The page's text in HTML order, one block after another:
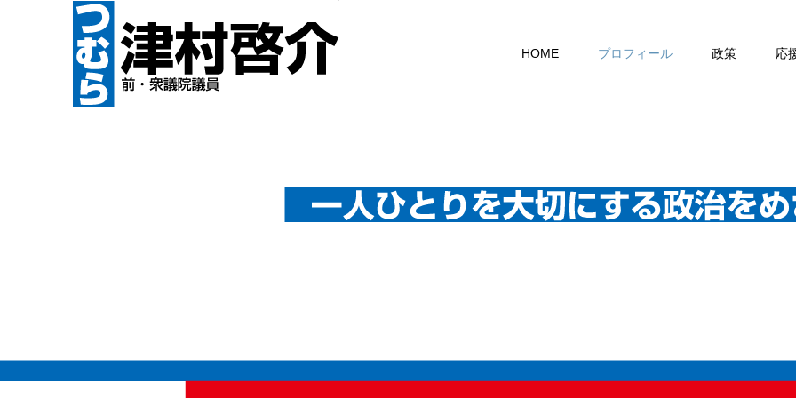
HOME プロフィール 政策 応